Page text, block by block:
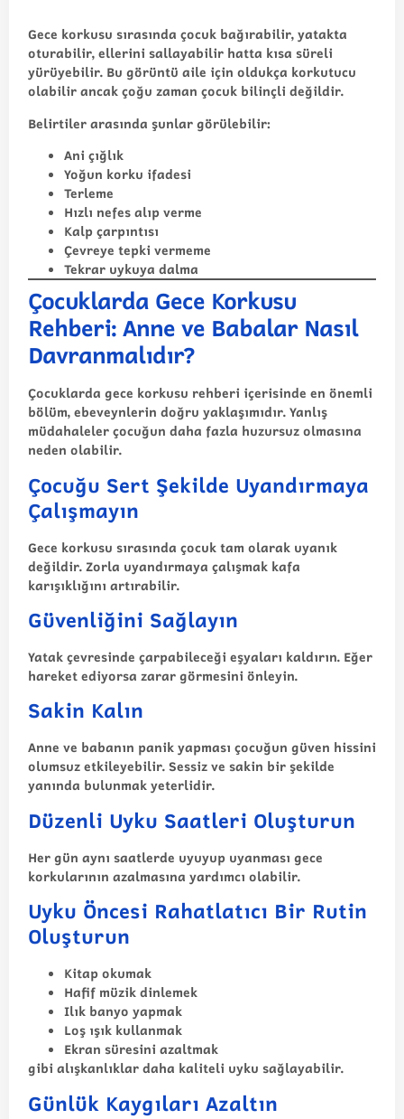
Gece korkusu sırasında çocuk bağırabilir, yatakta
oturabilir, ellerini sallayabilir hatta kısa süreli
yürüyebilir. Bu görüntü aile için oldukça korkutucu
olabilir ancak çoğu zaman çocuk bilinçli değildir.
Belirtiler arasında şunlar görülebilir:
Ani çığlık
Yoğun korku ifadesi
Terleme
Hızlı nefes alıp verme
Kalp çarpıntısı
Çevreye tepki vermeme
Tekrar uykuya dalma
Çocuklarda Gece Korkusu
Rehberi: Anne ve Babalar Nasıl
Davranmalıdır?
Çocuklarda gece korkusu rehberi içerisinde en önemli
bölüm, ebeveynlerin doğru yaklaşımıdır. Yanlış
müdahaleler çocuğun daha fazla huzursuz olmasına
neden olabilir.
Çocuğu Sert Şekilde Uyandırmaya
Çalışmayın
Gece korkusu sırasında çocuk tam olarak uyanık
değildir. Zorla uyandırmaya çalışmak kafa
karışıklığını artırabilir.
Güvenliğini Sağlayın
Yatak çevresinde çarpabileceği eşyaları kaldırın. Eğer
hareket ediyorsa zarar görmesini önleyin.
Sakin Kalın
Anne ve babanın panik yapması çocuğun güven hissini
olumsuz etkileyebilir. Sessiz ve sakin bir şekilde
yanında bulunmak yeterlidir.
Düzenli Uyku Saatleri Oluşturun
Her gün aynı saatlerde uyuyup uyanması gece
korkularının azalmasına yardımcı olabilir.
Uyku Öncesi Rahatlatıcı Bir Rutin
Oluşturun
Kitap okumak
Hafif müzik dinlemek
Ilık banyo yapmak
Loş ışık kullanmak
Ekran süresini azaltmak
gibi alışkanlıklar daha kaliteli uyku sağlayabilir.
Günlük Kaygıları Azaltın